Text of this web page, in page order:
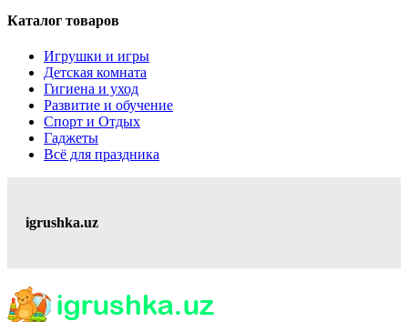
Каталог товаров
Игрушки и игры
Детская комната
Гигиена и уход
Развитие и обучение
Спорт и Отдых
Гаджеты
Всё для праздника
igrushka.uz